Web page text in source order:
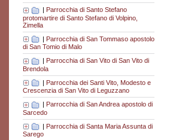
| Parrocchia di Santo Stefano
protomartire di Santo Stefano di Volpino,
Zimella
| Parrocchia di San Tommaso apostolo
di San Tomio di Malo
| Parrocchia di San Vito di San Vito di
Brendola
| Parrocchia dei Santi Vito, Modesto e
Crescenzia di San Vito di Leguzzano
| Parrocchia di San Andrea apostolo di
Sarcedo
| Parrocchia di Santa Maria Assunta di
Sarego